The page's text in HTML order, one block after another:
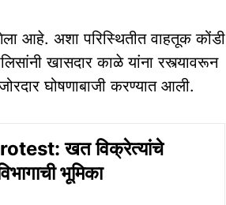
आहे. अशा परिस्थितीत वाहतूक कोंडी
खासदार काळे यांना रस्त्यावरून
घोषणाबाजी करण्यात आली.
खत विक्रेत्यांचे
भूमिका